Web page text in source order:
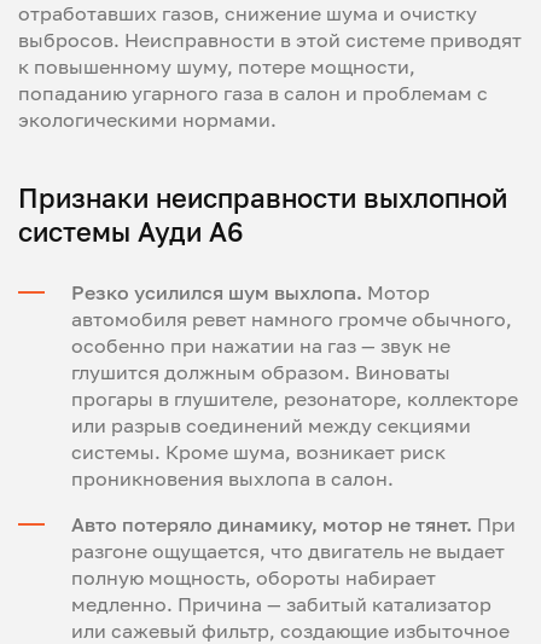
отработавших газов, снижение шума и очистку
выбросов. Неисправности в этой системе приводят
к повышенному шуму, потере мощности,
попаданию угарного газа в салон и проблемам с
экологическими нормами.
Признаки неисправности выхлопной
системы Ауди А6
Резко усилился шум выхлопа. Мотор
автомобиля ревет намного громче обычного,
особенно при нажатии на газ — звук не
глушится должным образом. Виноваты
прогары в глушителе, резонаторе, коллекторе
или разрыв соединений между секциями
системы. Кроме шума, возникает риск
проникновения выхлопа в салон.
Авто потеряло динамику, мотор не тянет. При
разгоне ощущается, что двигатель не выдает
полную мощность, обороты набирает
медленно. Причина — забитый катализатор
или сажевый фильтр, создающие избыточное